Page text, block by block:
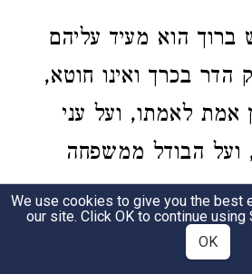
ברוך הוא מעיד עליהם
הדר בכרך ואינו חוטא,
אמת לאמתו, ועל עני
ועל הבודל ממשפחה
שמור בשעתן, חולה,
We use cookies to give you the best
our site. Click OK to continue using
OK